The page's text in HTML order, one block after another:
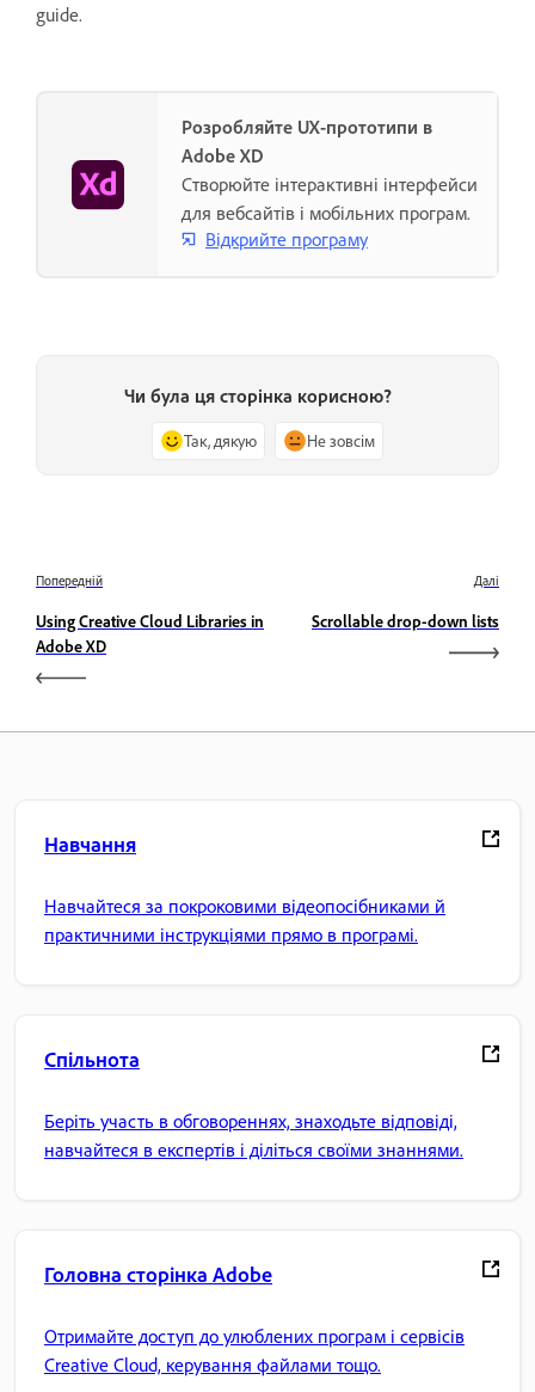
guide.
Розробляйте UX-прототипи в
Adobe XD
Створюйте інтерактивні інтерфейси
для вебсайтів і мобільних програм.
Відкрийте програму
Чи була ця сторінка корисною?
Так, дякую Не зовсім
Попередній
Using Creative Cloud Libraries in
Adobe XD
Далі
Scrollable drop-down lists
Навчання
Навчайтеся за покроковими відеопосібниками й
практичними інструкціями прямо в програмі.
Спільнота
Беріть участь в обговореннях, знаходьте відповіді,
навчайтеся в експертів і діліться своїми знаннями.
Головна сторінка Adobe
Отримайте доступ до улюблених програм і сервісів
Creative Cloud, керування файлами тощо.